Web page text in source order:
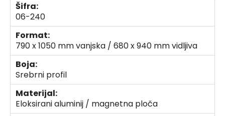
Šifra:
06-240
Format:
790 x 1050 mm vanjska / 680 x 940 mm vidljiva
Boja:
Srebrni profil
Materijal:
Eloksirani aluminij / magnetna ploča